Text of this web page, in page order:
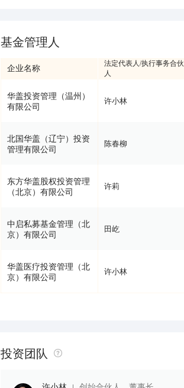
基金管理人
企业名称
法定代表人/执行事务合伙
人
华盖投资管理（温州）
有限公司
许小林
北国华盖（辽宁）投资
管理有限公司
陈春柳
东方华盖股权投资管理
（北京）有限公司
许莉
中启私募基金管理（北
京）有限公司
田屹
华盖医疗投资管理（北
京）有限公司
许小林
投资团队